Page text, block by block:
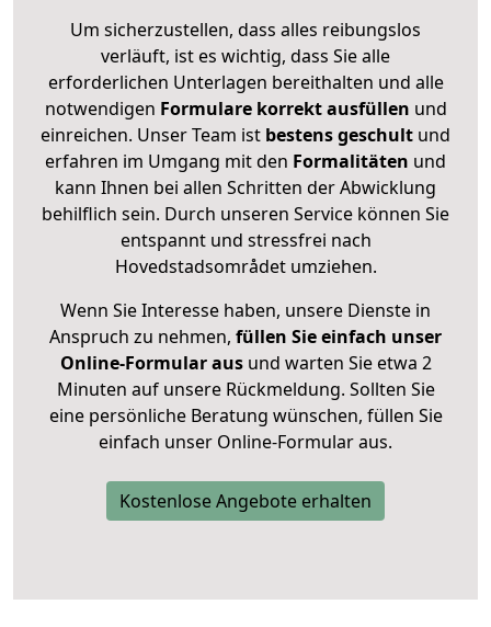
Um sicherzustellen, dass alles reibungslos
verläuft, ist es wichtig, dass Sie alle
erforderlichen Unterlagen bereithalten und alle
notwendigen Formulare korrekt ausfüllen und
einreichen. Unser Team ist bestens geschult und
erfahren im Umgang mit den Formalitäten und
kann Ihnen bei allen Schritten der Abwicklung
behilflich sein. Durch unseren Service können Sie
entspannt und stressfrei nach
Hovedstadsområdet umziehen.
Wenn Sie Interesse haben, unsere Dienste in
Anspruch zu nehmen, füllen Sie einfach unser
Online-Formular ausund warten Sie etwa 2
Minuten auf unsere Rückmeldung. Sollten Sie
eine persönliche Beratung wünschen, füllen Sie
einfach unser Online-Formular aus.
Kostenlose Angebote erhalten